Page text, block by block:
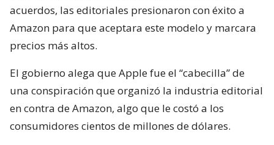
acuerdos, las editoriales presionaron con éxito a
Amazon para que aceptara este modelo y marcara
precios más altos.
El gobierno alega que Apple fue el “cabecilla” de
una conspiración que organizó la industria editorial
en contra de Amazon, algo que le costó a los
consumidores cientos de millones de dólares.